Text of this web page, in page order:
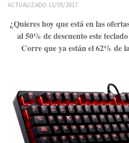
ACTUALIZADO 11/05/2017
¿Quieres hoy que está en las
al 50% de descuento este
Corre que ya están el 62% de